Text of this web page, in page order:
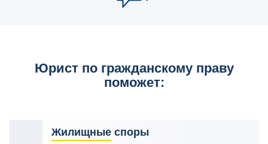
Юрист по гражданскому праву
поможет:
Жилищные споры